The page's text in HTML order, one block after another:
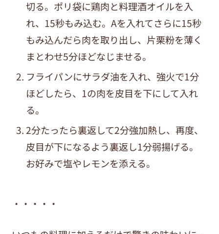
切る。ポリ袋に鶏肉と料理酒オイルを入
れ、 15秒もみ込む。 Aを入れてさらに15秒
もみ込んだら肉を取り出し、片栗粉を薄く
まとわせ5分ほどなじませる。
フライパンにサラダ油を入れ、強火で1分
ほどしたら、 1の肉を皮目を下にして入れ
る。
2分たったら裏返して2分強加熱し、再度、
皮目が下になるよう裏返し1分弱揚げる。
お好みで塩やレモンを添える。
・・・・・